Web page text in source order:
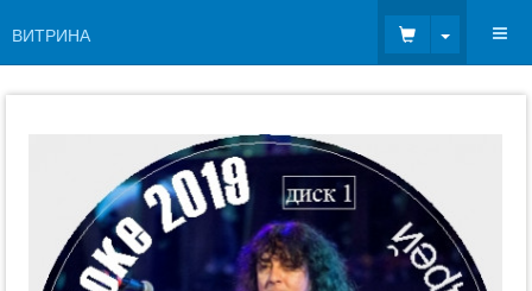
ВИТРИНА Toggle